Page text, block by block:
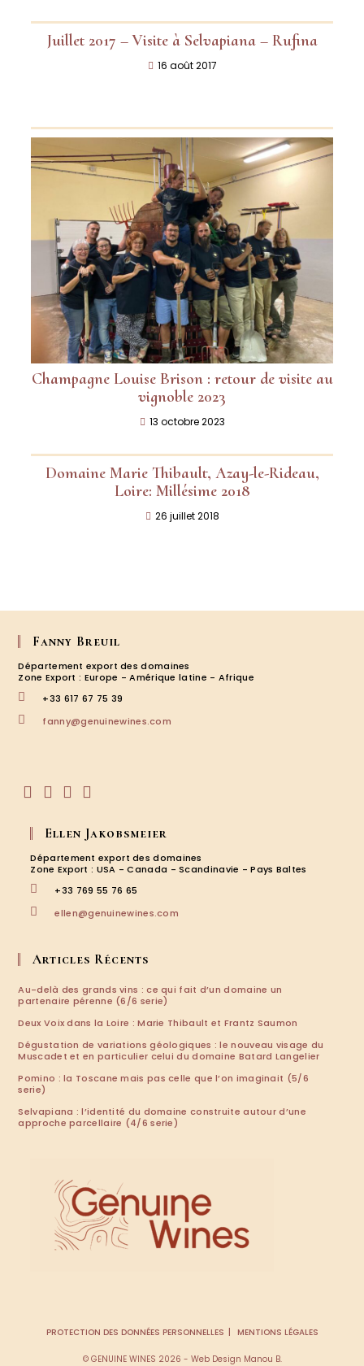
Juillet 2017 – Visite à Selvapiana – Rufina
16 août 2017
Champagne Louise Brison : retour de visite au
vignoble 2023
13 octobre 2023
Domaine Marie Thibault, Azay-le-Rideau,
Loire: Millésime 2018
26 juillet 2018
Fanny Breuil
Département export des domaines
Zone Export : Europe - Amérique latine - Afrique
+33 617 67 75 39
fanny@genuinewines.com
dans
un
nouvel
onglet
un
nouvel
onglet
un
nouvel
onglet
un
nouvel
onglet
Ellen Jakobsmeier
Département export des domaines
Zone Export : USA - Canada - Scandinavie - Pays Baltes
+33 769 55 76 65
ellen@genuinewines.com
Articles Récents
Au-delà des grands vins : ce qui fait d’un domaine un
partenaire pérenne (6/6 serie)
Deux Voix dans la Loire : Marie Thibault et Frantz Saumon
Dégustation de variations géologiques : le nouveau visage du
Muscadet et en particulier celui du domaine Batard Langelier
Pomino : la Toscane mais pas celle que l’on imaginait (5/6
serie)
Selvapiana : l’identité du domaine construite autour d’une
approche parcellaire (4/6 serie)
PROTECTION DES DONNÉES PERSONNELLES MENTIONS LÉGALES
© GENUINE WINES 2026 - Web Design Manou B.